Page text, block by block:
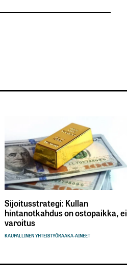
Sijoitusstrategi: Kullan
hintanotkahdus on ostopaikka, ei
varoitus
KAUPALLINEN YHTEISTYÖRAAKA-AINEET